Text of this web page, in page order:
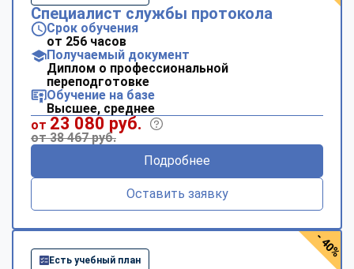
Специалист службы протокола
Срок обучения
от 256 часов
Получаемый документ
Диплом о профессиональной
переподготовке
Обучение на базе
Высшее, среднее
от 23 080 руб.
от 38 467 руб.
Подробнее
Оставить заявку
Есть учебный план
- 40%